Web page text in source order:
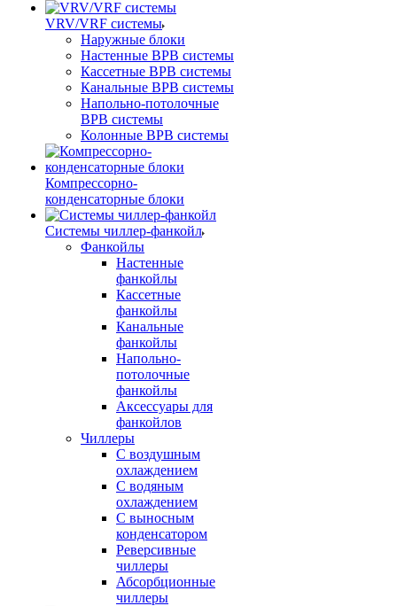
VRV/VRF системы
Наружные блоки
Настенные ВРВ системы
Кассетные ВРВ системы
Канальные ВРВ системы
Напольно-потолочные
ВРВ системы
Колонные ВРВ системы
Компрессорно-
конденсаторные блоки
Системы чиллер-фанкойл
Фанкойлы
Настенные
фанкойлы
Кассетные
фанкойлы
Канальные
фанкойлы
Напольно-
потолочные
фанкойлы
Аксессуары для
фанкойлов
Чиллеры
С воздушным
охлаждением
С водяным
охлаждением
С выносным
конденсатором
Реверсивные
чиллеры
Абсорбционные
чиллеры